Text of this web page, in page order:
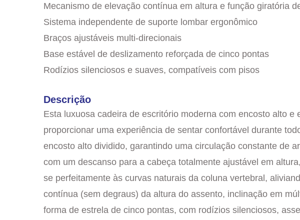
Mecanismo de elevação contínua em altura e função giratória
Sistema independente de suporte lombar ergonômico
Braços ajustáveis multi-direcionais
Base estável de deslizamento reforçada de cinco pontas
Rodízios silenciosos e suaves, compatíveis com pisos
Descrição
Esta luxuosa cadeira de escritório moderna com encosto alto
proporcionar uma experiência de sentar confortável durante
encosto alto dividido, garantindo uma circulação constante de
com um descanso para a cabeça totalmente ajustável em
se perfeitamente às curvas naturais da coluna vertebral,
contínua (sem degraus) da altura do assento, inclinação em
forma de estrela de cinco pontas, com rodízios silenciosos,